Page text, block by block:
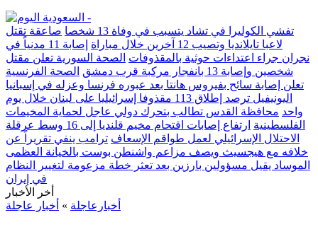
تفشي الكوليرا في تشاد يتسبب في وفاة 13 شخصا
صاعقة تقتل
لاعبا تايلانديا وتصيب 12 آخرين خلال مباراة
إصابة 11 مدنياً في
نجران جراء اعتداءات حوثية بالمقذوفات الصحة السورية تعلن مقتل
شخصين وإصابة 13 بانفجار مركبة قرب دمشق
الصحة الفرنسية
تعلن إصابة سائح بفيروس هانتا بعد عبوره فرنسا وعزله في إسبانيا
اليونيفيل ترصد إطلاق 113 مقذوفا إسرائيليا على لبنان خلال يوم
واحد محافظة القدس تطالب بتحرك دولي عاجل لحماية المخيمات
الفلسطينية
ارتفاع إصابات اقتحام مخيم قلنديا إلى 16 وسط عرقلة
الاحتلال الإسرائيلي لعمل طواقم الإسعاف ترامب ينفي تقريراً عن
خلافه مع هيجسيث ويصف مزاعم واشنطن بوست بالخيانة العظمى
الموساد يقيل مسؤولين بارزين بعد تعثر خطة مزعومة لتغيير النظام
في إيران
أخر الأخبار
أخبارعاجلة » أخبار عاجلة